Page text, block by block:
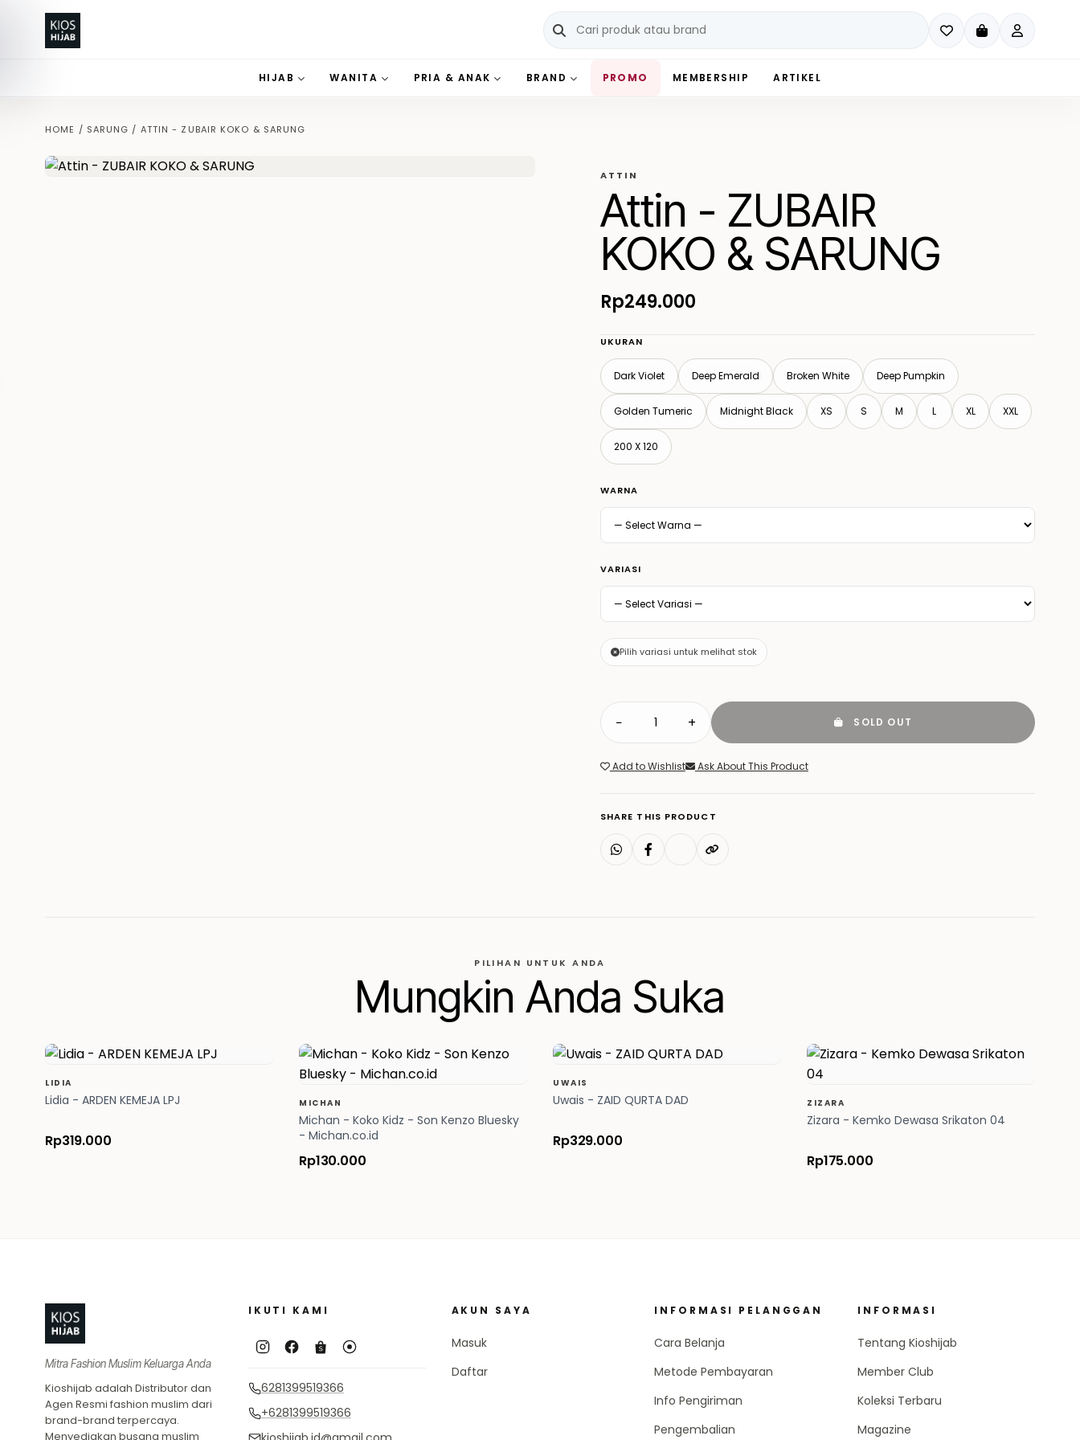
HIJAB WANITA PRIA & ANAK BRAND PROMO MEMBERSHIP ARTIKEL
HOME / SARUNG / ATTIN - ZUBAIR KOKO & SARUNG
ATTIN
Attin - ZUBAIR
KOKO & SARUNG
Rp249.000
UKURAN
Dark Violet Deep Emerald Broken White Deep Pumpkin
Golden Tumeric Midnight Black XS S M L XL XXL
200 X 120
WARNA
VARIASI
Pilih variasi untuk melihat stok
− + SOLD OUT
Add to Wishlist Ask About This Product
SHARE THIS PRODUCT
PILIHAN UNTUK ANDA
Mungkin Anda Suka
LIDIA
Lidia - ARDEN KEMEJA LPJ
Rp319.000
MICHAN
Michan - Koko Kidz - Son Kenzo Bluesky
- Michan.co.id
Rp130.000
UWAIS
Uwais - ZAID QURTA DAD
Rp329.000
ZIZARA
Zizara - Kemko Dewasa Srikaton 04
Rp175.000
Footer
Mitra Fashion Muslim Keluarga Anda
Kioshijab adalah Distributor dan
Agen Resmi fashion muslim dari
brand-brand terpercaya.
Menyediakan busana muslim
IKUTI KAMI
6281399519366
+6281399519366
AKUN SAYA
Masuk
Daftar
INFORMASI PELANGGAN
Cara Belanja
Metode Pembayaran
Info Pengiriman
Pengembalian
INFORMASI
Tentang Kioshijab
Member Club
Koleksi Terbaru
Magazine